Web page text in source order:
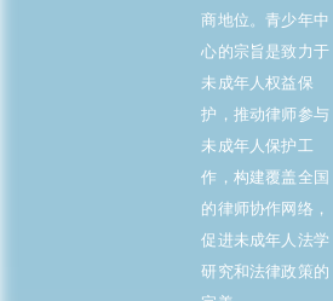
商地位。青少年中
心的宗旨是致力于
未成年人权益保
护，推动律师参与
未成年人保护工
作，构建覆盖全国
的律师协作网络，
促进未成年人法学
研究和法律政策的